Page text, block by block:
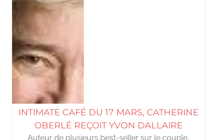
INTIMATE CAFÉ DU 17 MARS, CATHERINE
OBERLÉ REÇOIT YVON DALLAIRE
Auteur de plusieurs best-seller sur le couple,